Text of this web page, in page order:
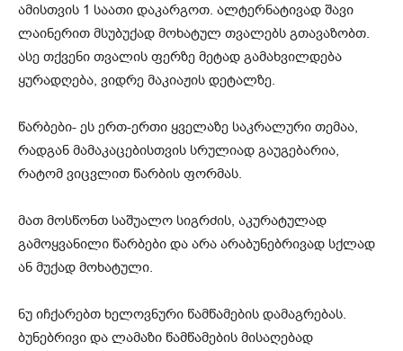
ამისთვის 1 საათი დაკარგოთ. ალტერნატივად შავი
ლაინერით მსუბუქად მოხატულ თვალებს გთავაზობთ.
ასე თქვენი თვალის ფერზე მეტად გამახვილდება
ყურადღება, ვიდრე მაკიაჟის დეტალზე.
წარბები- ეს ერთ-ერთი ყველაზე საკრალური თემაა,
რადგან მამაკაცებისთვის სრულიად გაუგებარია,
რატომ ვიცვლით წარბის ფორმას.
მათ მოსწონთ საშუალო სიგრძის, აკურატულად
გამოყვანილი წარბები და არა არაბუნებრივად სქლად
ან მუქად მოხატული.
ნუ იჩქარებთ ხელოვნური წამწამების დამაგრებას.
ბუნებრივი და ლამაზი წამწამების მისაღებად